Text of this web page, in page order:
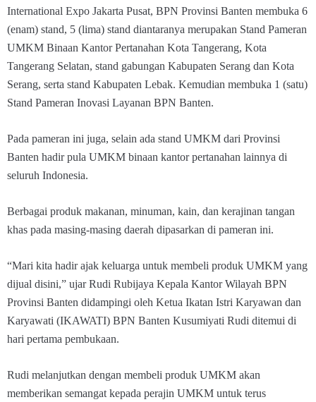
International Expo Jakarta Pusat, BPN Provinsi Banten membuka 6
(enam) stand, 5 (lima) stand diantaranya merupakan Stand Pameran
UMKM Binaan Kantor Pertanahan Kota Tangerang, Kota
Tangerang Selatan, stand gabungan Kabupaten Serang dan Kota
Serang, serta stand Kabupaten Lebak. Kemudian membuka 1 (satu)
Stand Pameran Inovasi Layanan BPN Banten.
Pada pameran ini juga, selain ada stand UMKM dari Provinsi
Banten hadir pula UMKM binaan kantor pertanahan lainnya di
seluruh Indonesia.
Berbagai produk makanan, minuman, kain, dan kerajinan tangan
khas pada masing-masing daerah dipasarkan di pameran ini.
“Mari kita hadir ajak keluarga untuk membeli produk UMKM yang
dijual disini,” ujar Rudi Rubijaya Kepala Kantor Wilayah BPN
Provinsi Banten didampingi oleh Ketua Ikatan Istri Karyawan dan
Karyawati (IKAWATI) BPN Banten Kusumiyati Rudi ditemui di
hari pertama pembukaan.
Rudi melanjutkan dengan membeli produk UMKM akan
memberikan semangat kepada perajin UMKM untuk terus